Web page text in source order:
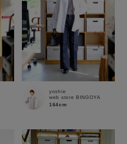
yoshie
web store BINGOYA
164cm